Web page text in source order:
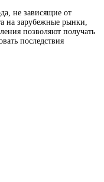
не зависящие от
на зарубежные рынки,
позволяют получать
последствия